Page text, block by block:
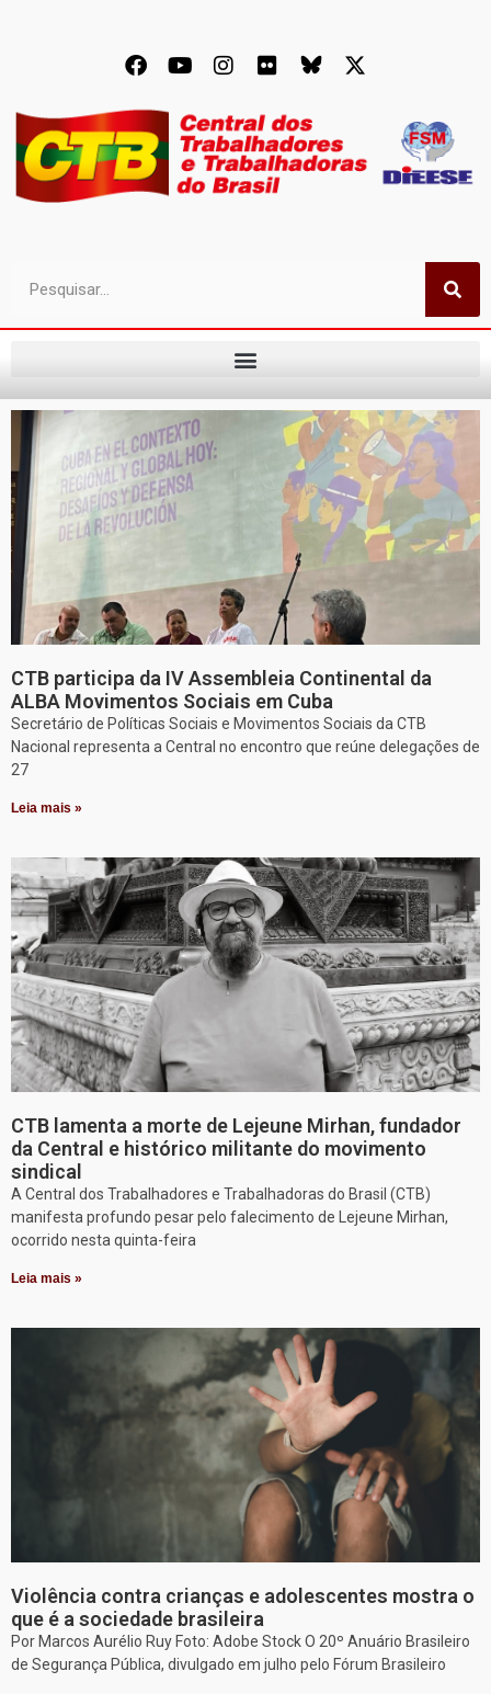
CTB participa da IV Assembleia Continental da
ALBA Movimentos Sociais em Cuba
Secretário de Políticas Sociais e Movimentos Sociais da CTB
Nacional representa a Central no encontro que reúne delegações de
27
Leia mais »
CTB lamenta a morte de Lejeune Mirhan, fundador
da Central e histórico militante do movimento
sindical
A Central dos Trabalhadores e Trabalhadoras do Brasil (CTB)
manifesta profundo pesar pelo falecimento de Lejeune Mirhan,
ocorrido nesta quinta-feira
Leia mais »
Violência contra crianças e adolescentes mostra o
que é a sociedade brasileira
Por Marcos Aurélio Ruy Foto: Adobe Stock O 20º Anuário Brasileiro
de Segurança Pública, divulgado em julho pelo Fórum Brasileiro